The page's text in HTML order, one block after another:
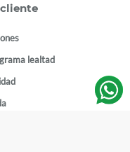
lealtad